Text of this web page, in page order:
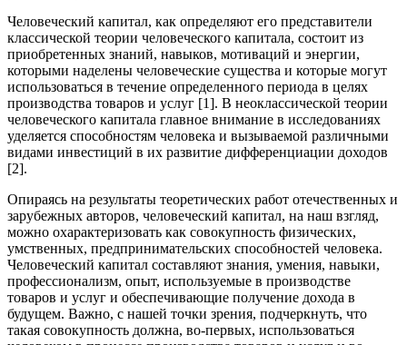
Человеческий капитал, как определяют его представители
классической теории человеческого капитала, состоит из
приобретенных знаний, навыков, мотиваций и энергии,
которыми наделены человеческие существа и которые могут
использоваться в течение определенного периода в целях
производства товаров и услуг [1]. В неоклассической теории
человеческого капитала главное внимание в исследованиях
уделяется способностям человека и вызываемой различными
видами инвестиций в их развитие дифференциации доходов
[2].
Опираясь на результаты теоретических работ отечественных и
зарубежных авторов, человеческий капитал, на наш взгляд,
можно охарактеризовать как совокупность физических,
умственных, предпринимательских способностей человека.
Человеческий капитал составляют знания, умения, навыки,
профессионализм, опыт, используемые в производстве
товаров и услуг и обеспечивающие получение дохода в
будущем. Важно, с нашей точки зрения, подчеркнуть, что
такая совокупность должна, во-первых, использоваться